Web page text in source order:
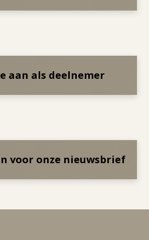
aan als deelnemer
voor onze nieuwsbrief